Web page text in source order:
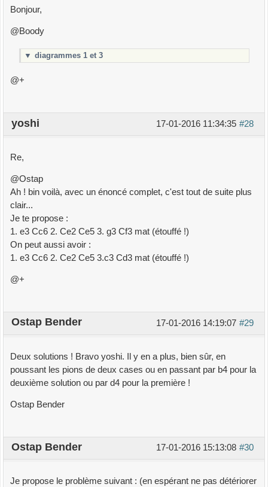
Bonjour,
@Boody
▼ diagrammes 1 et 3
@+
#28
17-01-2016 11:34:35
yoshi
Re,
@Ostap
Ah ! bin voilà, avec un énoncé complet, c'est tout de suite plus
clair...
Je te propose :
1. e3 Cc6 2. Ce2 Ce5 3. g3 Cf3 mat (étouffé !)
On peut aussi avoir :
1. e3 Cc6 2. Ce2 Ce5 3.c3 Cd3 mat (étouffé !)
@+
#29
17-01-2016 14:19:07
Ostap Bender
Deux solutions ! Bravo yoshi. Il y en a plus, bien sûr, en
poussant les pions de deux cases ou en passant par b4 pour la
deuxième solution ou par d4 pour la première !
Ostap Bender
#30
17-01-2016 15:13:08
Ostap Bender
Je propose le problème suivant : (en espérant ne pas détériorer